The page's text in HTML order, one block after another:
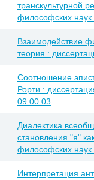
транскультурной
философских наук
Взаимодействие
теория :
Соотношение
Рорти :
09.00.03
Диалектика
становления "я"
философских
Интерпретация